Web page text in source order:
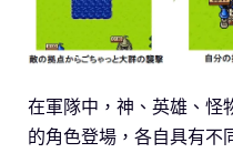
在軍隊中，神、英雄、怪
的角色登場，各自具有不